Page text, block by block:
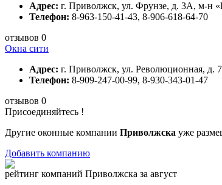
Адрес: г. Приволжск, ул. Фрунзе, д. 3А, м-н
Телефон: 8-963-150-41-43, 8-906-618-64-70
отзывов 0
Окна сити
Адрес: г. Приволжск, ул. Революционная, д.
Телефон: 8-909-247-00-99, 8-930-343-01-47
отзывов 0
Присоединяйтесь !
Другие оконные компании Приволжска уже
Добавить компанию
рейтинг компаний Приволжска за август